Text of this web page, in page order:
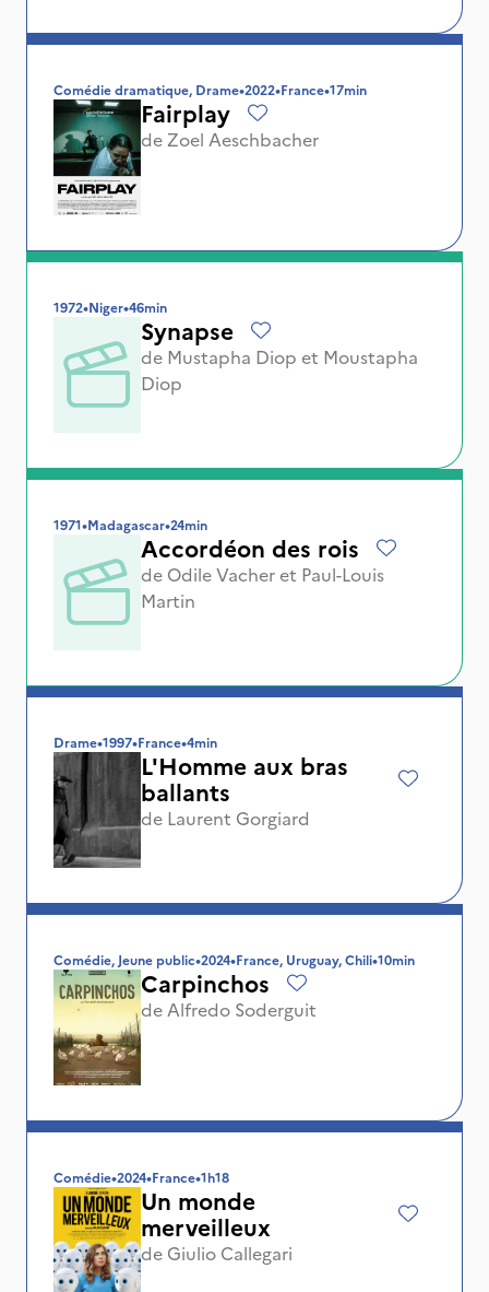
Comédie dramatique, Drame•2022•France•17min
Fairplay
de Zoel Aeschbacher
1972•Niger•46min
Synapse
de Mustapha Diop et Moustapha
Diop
1971•Madagascar•24min
Accordéon des rois
de Odile Vacher et Paul-Louis
Martin
Drame•1997•France•4min
L'Homme aux bras
ballants
de Laurent Gorgiard
Comédie, Jeune public•2024•France, Uruguay, Chili•10min
Carpinchos
de Alfredo Soderguit
Comédie•2024•France•1h18
Un monde
merveilleux
de Giulio Callegari